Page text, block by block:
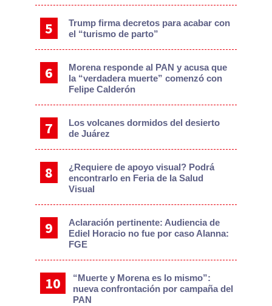
Trump firma decretos para acabar con
el “turismo de parto”
Morena responde al PAN y acusa que
la “verdadera muerte” comenzó con
Felipe Calderón
Los volcanes dormidos del desierto
de Juárez
¿Requiere de apoyo visual? Podrá
encontrarlo en Feria de la Salud
Visual
Aclaración pertinente: Audiencia de
Ediel Horacio no fue por caso Alanna:
FGE
“Muerte y Morena es lo mismo”:
nueva confrontación por campaña del
PAN